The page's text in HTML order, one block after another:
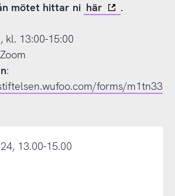
mötet hittar ni här .
kl. 13:00-15:00
:
forms/m1tn33
13.00-15.00